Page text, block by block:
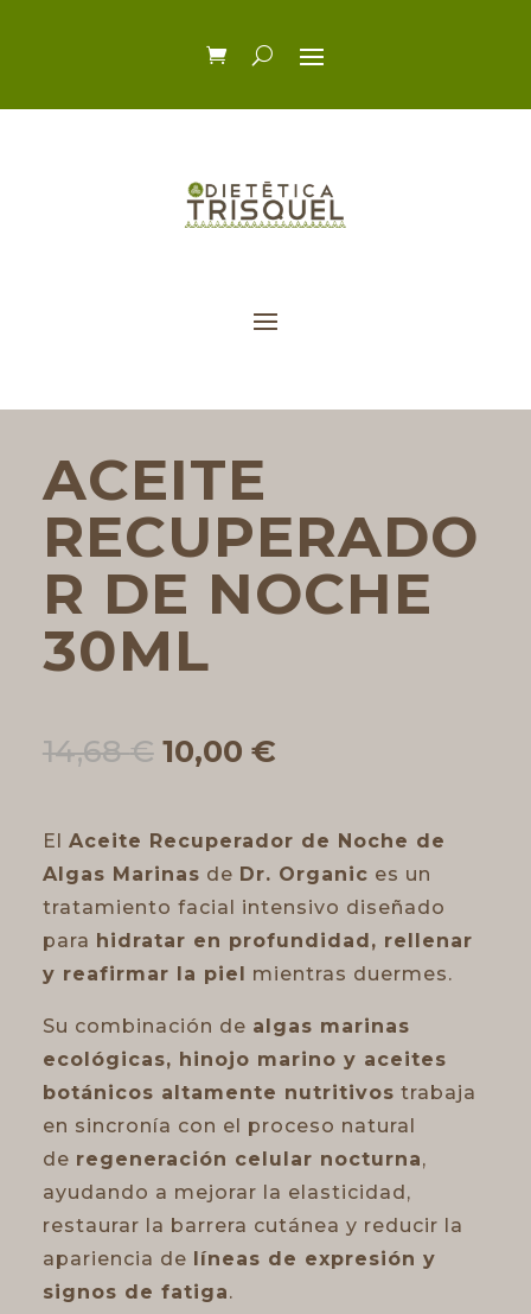
ACEITE
RECUPERADO
R DE NOCHE
30ML
14,68€ El
precio
era:
14,68 €.
10,00 €El
es:
10,00 €.
El Aceite Recuperador de Noche de
Algas Marinas de Dr. Organic es un
tratamiento facial intensivo diseñado
para hidratar en profundidad, rellenar
y reafirmar la piel
mientras duermes.
Su combinación de algas marinas
ecológicas, hinojo marino y aceites
botánicos altamente nutritivos trabaja
en sincronía con el proceso natural
de regeneración celular nocturna,
ayudando a mejorar la elasticidad,
restaurar la barrera cutánea y reducir la
apariencia de
líneas de expresión y
signos de fatiga.